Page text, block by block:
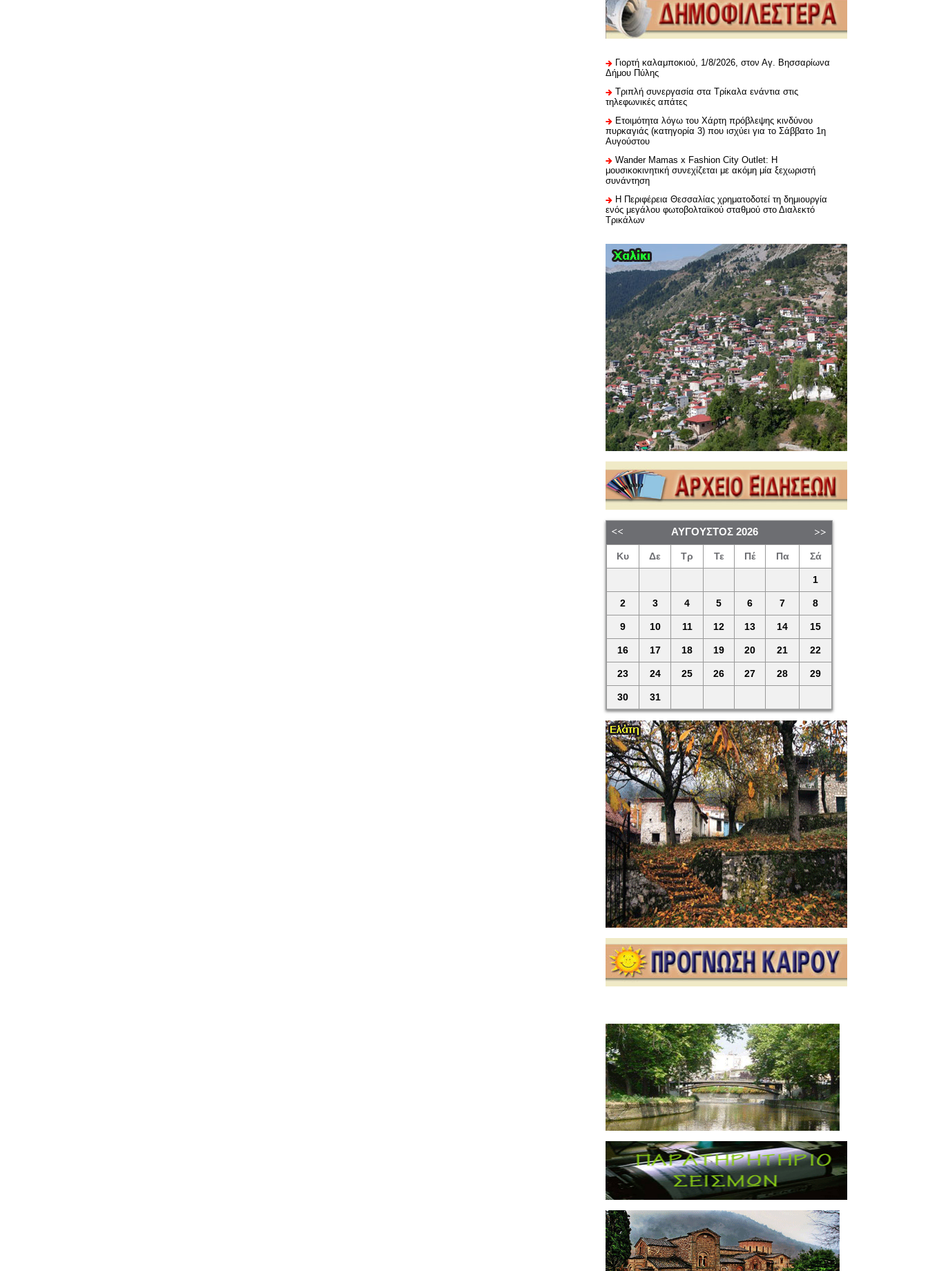
Γιορτή καλαμποκιού, 1/8/2026, στον Αγ. Βησσαρίωνα
Δήμου Πύλης
Τριπλή συνεργασία στα Τρίκαλα ενάντια στις
τηλεφωνικές απάτες
Ετοιμότητα λόγω του Χάρτη πρόβλεψης κινδύνου
πυρκαγιάς (κατηγορία 3) που ισχύει για το Σάββατο 1η
Αυγούστου
Wander Mamas x Fashion City Outlet: Η
μουσικοκινητική συνεχίζεται με ακόμη μία ξεχωριστή
συνάντηση
H Περιφέρεια Θεσσαλίας χρηματοδοτεί τη δημιουργία
ενός μεγάλου φωτοβολταϊκού σταθμού στο Διαλεκτό
Τρικάλων
ΑΎΓΟΥΣΤΟΣ 2026
Κυ Δε Τρ Τε Πέ Πα Σά
1
2 3 4 5 6 7 8
9 10 11 12 13 14 15
16 17 18 19 20 21 22
23 24 25 26 27 28 29
30 31